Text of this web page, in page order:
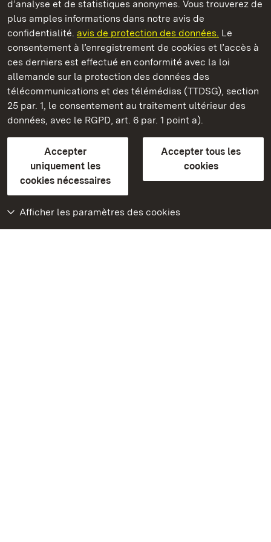
d’analyse et de statistiques anonymes. Vous trouverez de
plus amples informations dans notre avis de
confidentialité. avis de protection des données. Le
consentement à l’enregistrement de cookies et l’accès à
ces derniers est effectué en conformité avec la loi
allemande sur la protection des données des
télécommunications et des télémédias (TTDSG), section
25 par. 1, le consentement au traitement ultérieur des
données, avec le RGPD, art. 6 par. 1 point a).
Accepter
uniquement les
cookies nécessaires
Accepter tous les
cookies
Afficher les paramètres des cookies
Château-fort de Wäscherschloss
Châteaux et jardins publics du Bade-Wurtemberg
FAQ et réponsesMentions légalesProtection des données
Explications sur l’accessibilité
BITV-konform (geprüfte Seiten)
plus loin
Accueil
Monuments
Rendez-nous visite